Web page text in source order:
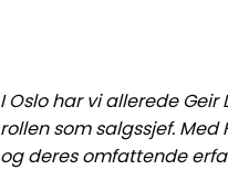
I Oslo har vi allerede Geir
rollen som salgssjef.
og deres omfattende